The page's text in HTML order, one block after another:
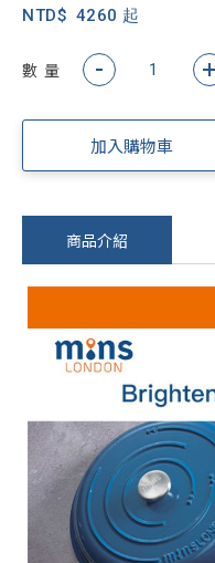
NTD$ 4260 起
數 量
加入購物車
商品介紹